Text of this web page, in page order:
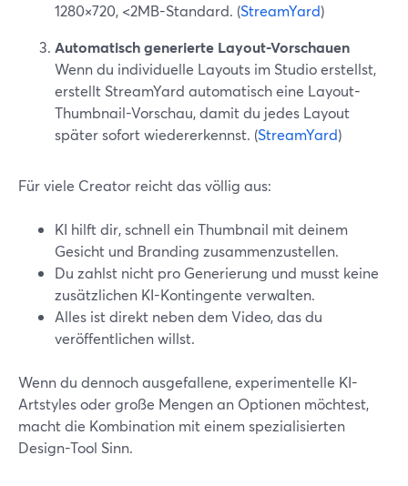
1280×720, <2MB-Standard. (StreamYard)
Automatisch generierte Layout-Vorschauen
Wenn du individuelle Layouts im Studio erstellst,
erstellt StreamYard automatisch eine Layout-
Thumbnail-Vorschau, damit du jedes Layout
später sofort wiedererkennst. (StreamYard)
Für viele Creator reicht das völlig aus:
KI hilft dir, schnell ein Thumbnail mit deinem
Gesicht und Branding zusammenzustellen.
Du zahlst nicht pro Generierung und musst keine
zusätzlichen KI-Kontingente verwalten.
Alles ist direkt neben dem Video, das du
veröffentlichen willst.
Wenn du dennoch ausgefallene, experimentelle KI-
Artstyles oder große Mengen an Optionen möchtest,
macht die Kombination mit einem spezialisierten
Design-Tool Sinn.